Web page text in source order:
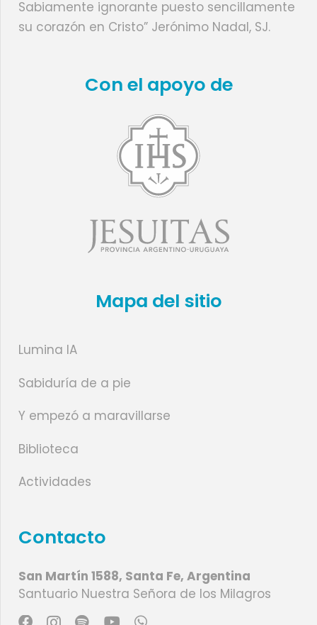
Sabiamente ignorante puesto sencillamente
su corazón en Cristo” Jerónimo Nadal, SJ.
Con el apoyo de
Mapa del sitio
Lumina IA
Sabiduría de a pie
Y empezó a maravillarse
Biblioteca
Actividades
Contacto
San Martín 1588, Santa Fe, Argentina
Santuario Nuestra Señora de los Milagros